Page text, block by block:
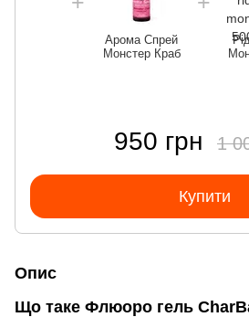
Арома Спрей
Монстер Краб
950 грн 1
Купити
Опис
Що таке Флюоро гель